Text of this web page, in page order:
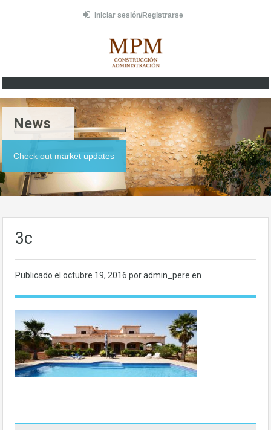
Iniciar sesión/Registrarse
News
Check out market updates
3c
Publicado el octubre 19, 2016 por admin_pere en